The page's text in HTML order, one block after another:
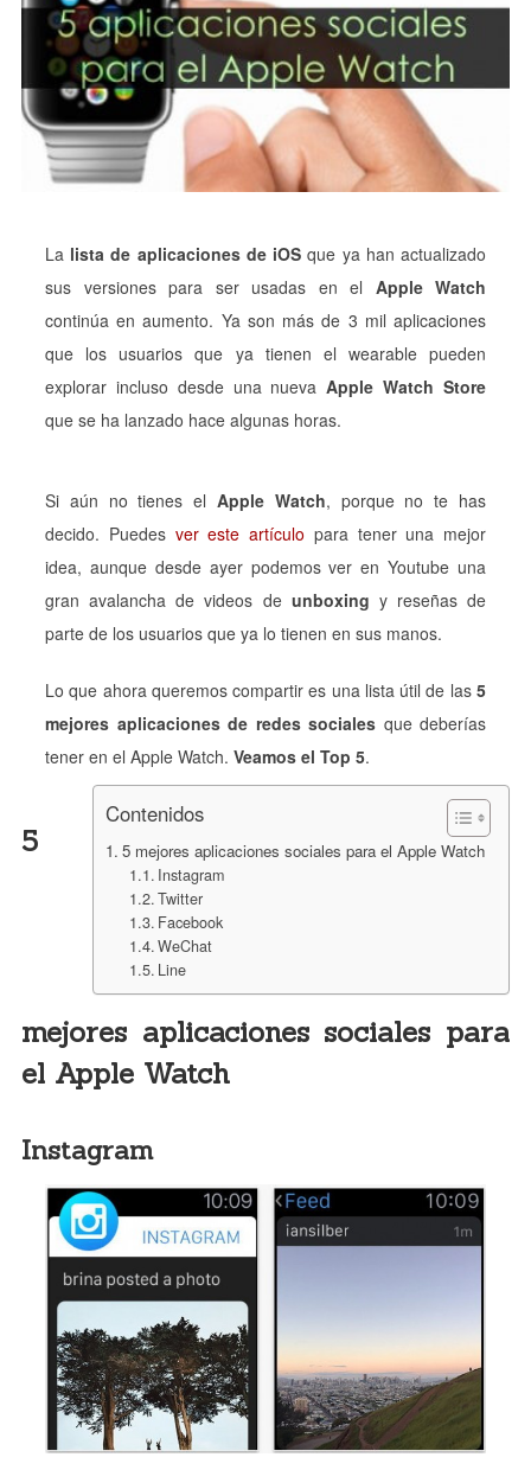
La lista de aplicaciones de iOS que ya han actualizado
sus versiones para ser usadas en el Apple Watch
continúa en aumento. Ya son más de 3 mil aplicaciones
que los usuarios que ya tienen el wearable pueden
explorar incluso desde una nuevaApple Watch Store
que se ha lanzado hace algunas horas.
Si aún no tienes el Apple Watch, porque no te has
decido. Puedes ver este artículo para tener una mejor
idea, aunque desde ayer podemos ver en Youtube una
gran avalancha de videos de unboxing y reseñas de
parte de los usuarios que ya lo tienen en sus manos.
Lo que ahora queremos compartir es una lista útil de las 5
mejores aplicaciones de redes sociales que deberías
tener en el Apple Watch. Veamos el Top 5.
Contenidos
5 mejores aplicaciones sociales para el Apple Watch
Instagram
Twitter
Facebook
WeChat
Line
5
mejores aplicaciones sociales para
el Apple Watch
Instagram